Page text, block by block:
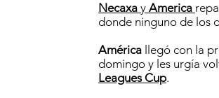
Necaxa y America
donde ninguno de los
América
llegó con la
domingo y les urgía
Leagues Cup.